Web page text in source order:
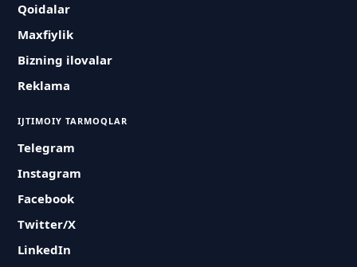
Qoidalar
Maxfiylik
Bizning ilovalar
Reklama
IJTIMOIY TARMOQLAR
Telegram
Instagram
Facebook
Twitter/X
LinkedIn